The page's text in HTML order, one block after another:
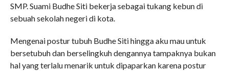
SMP. Suami Budhe Siti bekerja sebagai tukang kebun di
sebuah sekolah negeri di kota.
Mengenai postur tubuh Budhe Siti hingga aku mau untuk
bersetubuh dan berselingkuh dengannya tampaknya bukan
hal yang terlalu menarik untuk dipaparkan karena postur